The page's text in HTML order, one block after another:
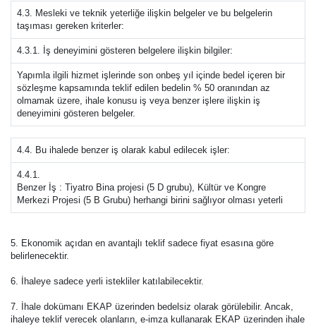
4.3. Mesleki ve teknik yeterliğe ilişkin belgeler ve bu belgelerin
taşıması gereken kriterler:
4.3.1. İş deneyimini gösteren belgelere ilişkin bilgiler:
Yapımla ilgili hizmet işlerinde son onbeş yıl içinde bedel içeren bir
sözleşme kapsamında teklif edilen bedelin % 50 oranından az
olmamak üzere, ihale konusu iş veya benzer işlere ilişkin iş
deneyimini gösteren belgeler.
4.4. Bu ihalede benzer iş olarak kabul edilecek işler:
4.4.1.
Benzer İş : Tiyatro Bina projesi (5 D grubu), Kültür ve Kongre
Merkezi Projesi (5 B Grubu) herhangi birini sağlıyor olması yeterli
5. Ekonomik açıdan en avantajlı teklif sadece fiyat esasına göre
belirlenecektir.
6. İhaleye sadece yerli istekliler katılabilecektir.
7. İhale dokümanı EKAP üzerinden bedelsiz olarak görülebilir. Ancak,
ihaleye teklif verecek olanların, e-imza kullanarak EKAP üzerinden ihale